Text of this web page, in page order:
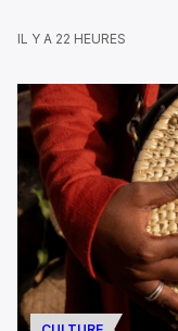
IL Y A 22 HEURES